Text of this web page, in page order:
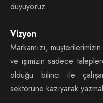
duyuyoruz.
Vizyon
Markamızı,
ve işimizin sadece
olduğu bilinci ile
sektörüne kazıyarak